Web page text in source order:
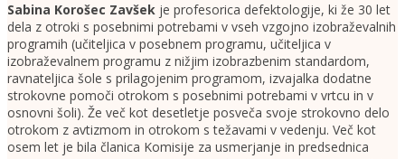
Sabina Korošec Zavšek je profesorica defektologije, ki že 30 let
dela z otroki s posebnimi potrebami v vseh vzgojno izobraževalnih
programih (učiteljica v posebnem programu, učiteljica v
izobraževalnem programu z nižjim izobrazbenim standardom,
ravnateljica šole s prilagojenim programom, izvajalka dodatne
strokovne pomoči otrokom s posebnimi potrebami v vrtcu in v
osnovni šoli). Že več kot desetletje posveča svoje strokovno delo
otrokom z avtizmom in otrokom s težavami v vedenju. Več kot
osem let je bila članica Komisije za usmerjanje in predsednica